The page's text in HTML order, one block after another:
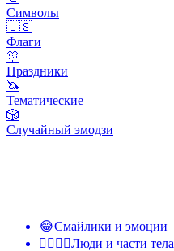
Символы
🇺🇸
Флаги
🎊
Праздники
🦄
Тематические
🎲
Случайный эмодзи
😂Смайлики и эмоции
👩‍❤️‍💋‍👨Люди и части тела